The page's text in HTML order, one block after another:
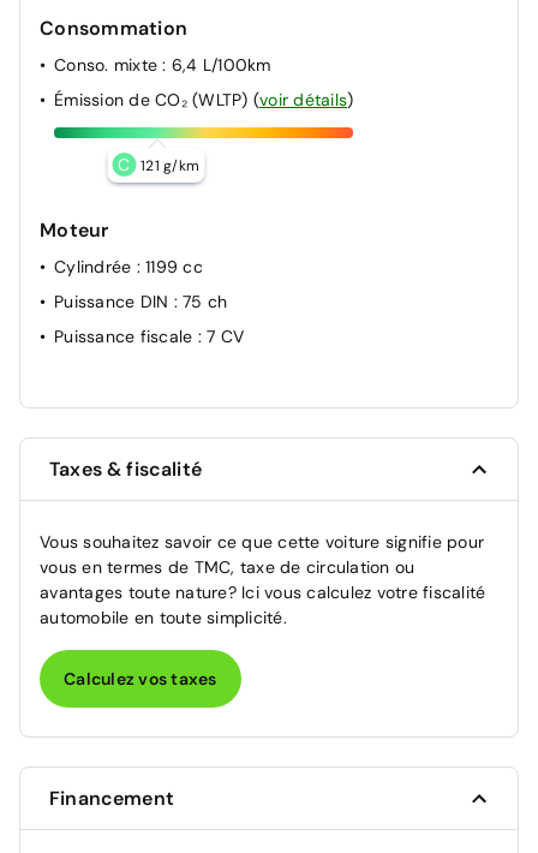
Consommation
Conso. mixte: 6,4 L/100km
Émission de CO₂ (WLTP) (voir détails)
C 121 g/km
Moteur
Cylindrée : 1199 cc
Puissance DIN : 75 ch
Puissance fiscale : 7 CV
Taxes & fiscalité
Vous souhaitez savoir ce que cette voiture signifie pour
vous en termes de TMC, taxe de circulation ou
avantages toute nature? Ici vous calculez votre fiscalité
automobile en toute simplicité.
Calculez vos taxes
Financement